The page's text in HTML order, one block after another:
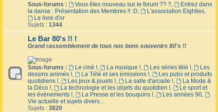
Sous-forums : Vous êtes nouveau sur le forum ?? ?,
Entrez dans
la danse : Présentation des Membres !! :D, L'association Eighties,
Le livre d'or
Sujets : 1344
Le Bar 80's !! !
Grand rassemblement de tous nos bons souvenirs 80's !!
Sous-forums : Le ciné !, La musique !, Les séries télé !,
Les
dessins animés !, La Télé et ses émissions !,
Les pubs et produits
quotidiens !, Les jeux & jouets !, La salle d'arcade !,
La Mode &
la Déco !, La technologie et les objets du quotidien !,
Le sport et
les événements !, La Presse et les bouquins !, Les années 90,
Vie actuelle et sujets divers...
Sujets : 3820